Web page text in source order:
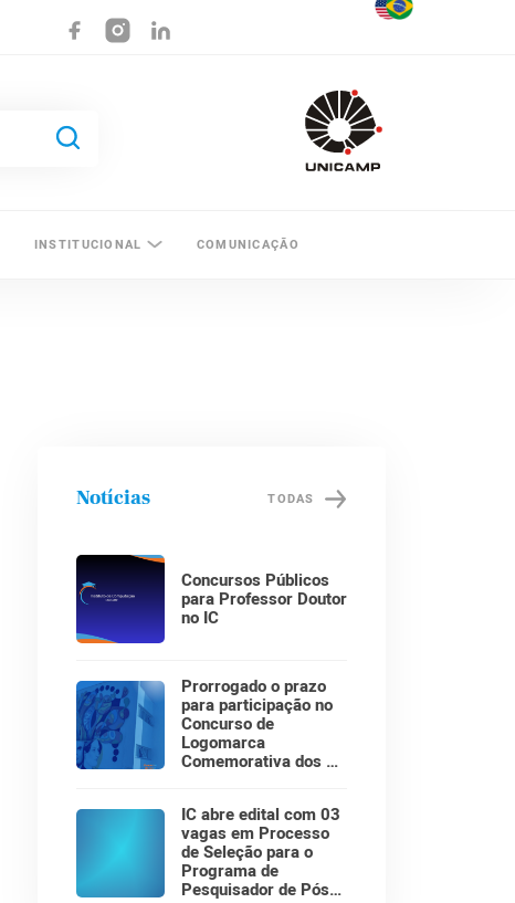
INSTITUCIONAL COMUNICAÇÃO
Notícias TODAS
Concursos Públicos
para Professor Doutor
no IC
Prorrogado o prazo
para participação no
Concurso de
Logomarca
Comemorativa dos 30
IC abre edital com 03
vagas em Processo
de Seleção para o
Programa de
Pesquisador de Pós-